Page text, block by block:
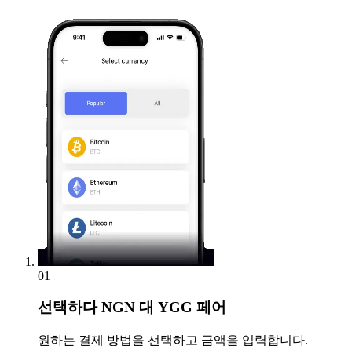
01
선택하다NGN 대 YGG 페어
원하는 결제 방법을 선택하고 금액을 입력합니다.